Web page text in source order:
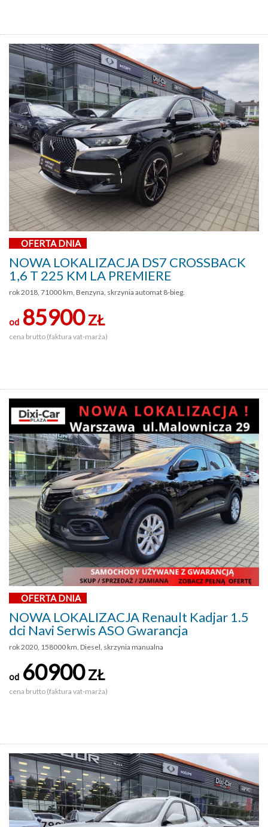
OFERTA DNIA
NOWA LOKALIZACJA DS7 CROSSBACK
1,6 T 225 KM LA PREMIERE
rok 2018, 71000 km, Benzyna, skrzynia automat 8-bieg.
od 85900ZŁ
cena brutto (faktura vat-marża)
OFERTA DNIA
NOWA LOKALIZACJA Renault Kadjar 1.5
dci Navi Serwis ASO Gwarancja
rok 2020, 158000 km, Diesel, skrzynia manualna
od 60900ZŁ
cena brutto (faktura vat-marża)